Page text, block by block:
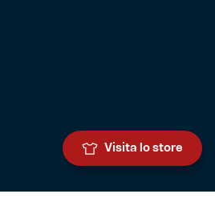
Visita lo store